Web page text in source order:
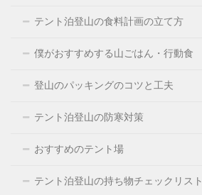
テント泊登山の食料計画の立て方
僕がおすすめする山ごはん・行動食
登山のパッキングのコツと工夫
テント泊登山の防寒対策
おすすめのテント場
テント泊登山の持ち物チェックリスト